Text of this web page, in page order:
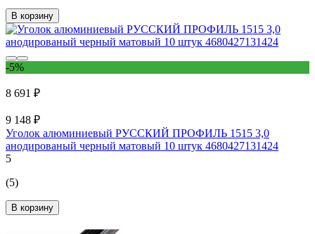
В корзину
-5%
8 691 ₽
9 148 ₽
Уголок алюминиевый РУССКИЙ ПРОФИЛЬ 1515 3,0
анодированый черный матовый 10 штук 4680427131424
5
(5)
В корзину